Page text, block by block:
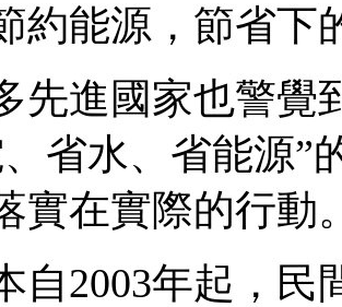
約能源，節省下
進國家也警覺
省水、省能源”
實在實際的行動
2003年起，民